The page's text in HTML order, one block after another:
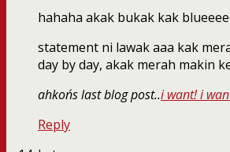
hahaha akak bukak kak
statement ni lawak aaa kak
day by day, akak merah makin
ahkon´s last blog post..i want! i
Reply